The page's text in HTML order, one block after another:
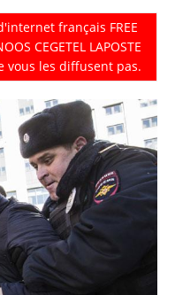
français FREE
CEGETEL LAPOSTE
vous les diffusent pas.